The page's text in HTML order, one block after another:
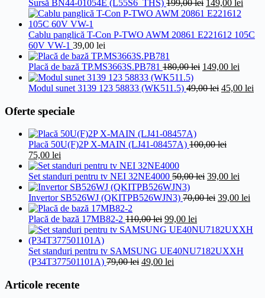
BOOM
Sursă BN44-01054E (L55S6_THS) 199,00lei
inițial
fost:
149,00 lei
Cablu panglică T-Con P-TWO AWM 20861 E221612 105C
60V VW-1 39,00 lei
Placă de bază TP.MS3663S.PB781 180,00lei Prețul
a
149,00 lei
este:
Modul sunet 3139 123 58833 (WK511.5) 49,00lei Prețul
45,00 lei
Oferte speciale
Placă 50U(F)2P X-MAIN (LJ41-08457A) 100,00lei
Prețul
inițial
a
fost:
100,00 lei.
75,00 lei
curent
este:
75,00 lei.
Set standuri pentru tv NEI 32NE4000 50,00lei Prețul
a
39,00 lei
este:
Invertor SB526WJ (QKITPB526WJN3) 70,00lei Prețul
fost:
39,00 lei
Placă de bază 17MB82-2 110,00lei Prețul
inițial
fost:
110,00 lei.
99,00 lei
curent
99,00 lei.
Set standuri pentru tv SAMSUNG UE40NU7182UXXH
(P34T377501101A) 79,00lei Prețul
49,00 lei
Articole recente